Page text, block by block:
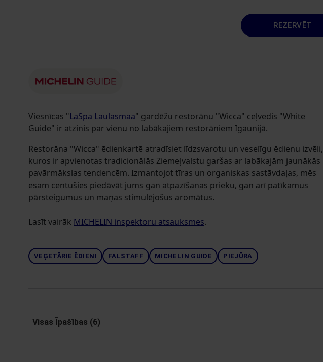
REZERVĒT
Viesnīcas "LaSpa Laulasmaa" gardēžu restorānu "Wicca" ceļvedis "White
Guide" ir atzinis par vienu no labākajiem restorāniem Igaunijā.
Restorāna "Wicca" ēdienkartē atradīsiet līdzsvarotu un veselīgu ēdienu izvēli,
kuros ir apvienotas tradicionālās Ziemeļvalstu garšas ar labākajām jaunākās
pavārmākslas tendencēm. Izmantojot tīras un organiskas sastāvdaļas, mēs
esam centušies piedāvāt jums gan atpazīšanas prieku, gan arī patīkamus
pārsteigumus un maņas stimulējošus aromātus.
Lasīt vairāk MICHELIN inspektoru atsauksmes.
VEĢETĀRIE ĒDIENI FALSTAFF MICHELIN GUIDE PIEJŪRA
Visas Īpašības (6)